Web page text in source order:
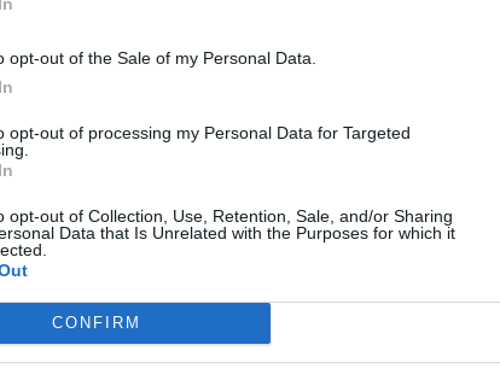
opt-out of the Sale of my Personal Data.
opt-out of processing my Personal Data for Targeted
opt-out of Collection, Use, Retention, Sale, and/or Sharing
Data that Is Unrelated with the Purposes for which it
CONFIRM
no se ha atrevido a acabar con Onur
Rodríguez Soler le exige que le
y exhibe músculo